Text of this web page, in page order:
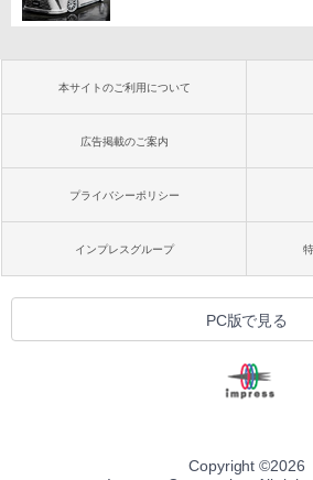
本サイトのご利用について
広告掲載のご案内
プライバシーポリシー
インプレスグループ
PC版で見る
Copyright ©2026